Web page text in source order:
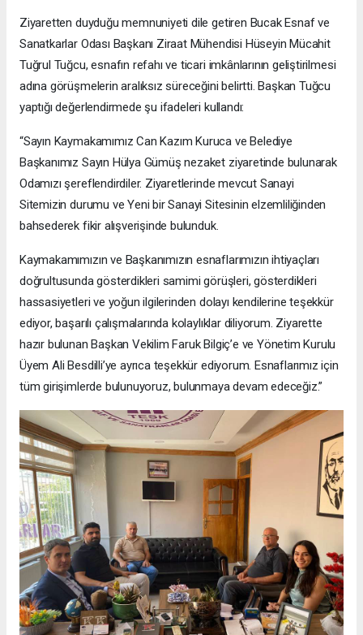
Ziyaretten duyduğu memnuniyeti dile getiren Bucak Esnaf ve
Sanatkarlar Odası Başkanı Ziraat Mühendisi Hüseyin Mücahit
Tuğrul Tuğcu, esnafın refahı ve ticari imkânlarının geliştirilmesi
adına görüşmelerin aralıksız süreceğini belirtti. Başkan Tuğcu
yaptığı değerlendirmede şu ifadeleri kullandı:
“Sayın Kaymakamımız Can Kazım Kuruca ve Belediye
Başkanımız Sayın Hülya Gümüş nezaket ziyaretinde bulunarak
Odamızı şereflendirdiler. Ziyaretlerinde mevcut Sanayi
Sitemizin durumu ve Yeni bir Sanayi Sitesinin elzemliliğinden
bahsederek fikir alışverişinde bulunduk.
Kaymakamımızın ve Başkanımızın esnaflarımızın ihtiyaçları
doğrultusunda gösterdikleri samimi görüşleri, gösterdikleri
hassasiyetleri ve yoğun ilgilerinden dolayı kendilerine teşekkür
ediyor, başarılı çalışmalarında kolaylıklar diliyorum. Ziyarette
hazır bulunan Başkan Vekilim Faruk Bilgiç’e ve Yönetim Kurulu
Üyem Ali Besdilli’ye ayrıca teşekkür ediyorum. Esnaflarımız için
tüm girişimlerde bulunuyoruz, bulunmaya devam edeceğiz.”